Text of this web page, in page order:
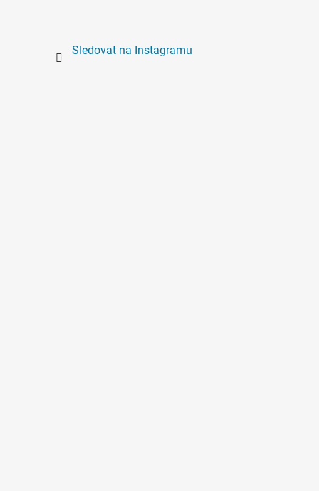
Sledovat na Instagramu